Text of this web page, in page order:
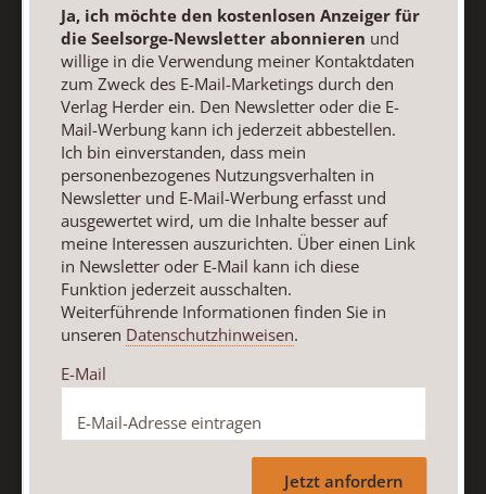
Ja, ich möchte den kostenlosen Anzeiger für die
Seelsorge-Newsletter abonnierenund willige in die
Verwendung meiner Kontaktdaten zum Zweck des E-Mail-
Marketings durch den Verlag Herder ein. Den Newsletter
oder die E-Mail-Werbung kann ich jederzeit abbestellen.
Ich bin einverstanden, dass mein personenbezogenes
Nutzungsverhalten in Newsletter und E-Mail-Werbung
erfasst und ausgewertet wird, um die Inhalte besser auf
meine Interessen auszurichten. Über einen Link in
Newsletter oder E-Mail kann ich diese Funktion jederzeit
ausschalten.
Weiterführende Informationen finden Sie in unseren
Datenschutzhinweisen.
Jetzt anmelden
Ja, ich möchte den kostenlosen Anzeiger für
die Seelsorge-Newsletter abonnieren und
willige in die Verwendung meiner Kontaktdaten
zum Zweck des E-Mail-Marketings durch den
Verlag Herder ein. Den Newsletter oder die E-
Mail-Werbung kann ich jederzeit abbestellen.
Ich bin einverstanden, dass mein
personenbezogenes Nutzungsverhalten in
Newsletter und E-Mail-Werbung erfasst und
ausgewertet wird, um die Inhalte besser auf
meine Interessen auszurichten. Über einen Link
in Newsletter oder E-Mail kann ich diese
Funktion jederzeit ausschalten.
Weiterführende Informationen finden Sie in
unseren Datenschutzhinweisen.
E-Mail
Jetzt anfordern